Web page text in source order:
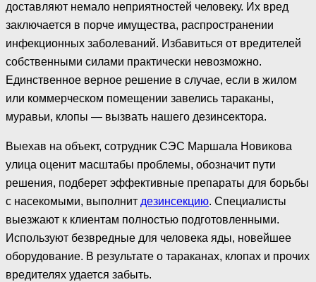
доставляют немало неприятностей человеку. Их вред
заключается в порче имущества, распространении
инфекционных заболеваний. Избавиться от вредителей
собственными силами практически невозможно.
Единственное верное решение в случае, если в жилом
или коммерческом помещении завелись тараканы,
муравьи, клопы — вызвать нашего дезинсектора.
Выехав на объект, сотрудник СЭС Маршала Новикова
улица оценит масштабы проблемы, обозначит пути
решения, подберет эффективные препараты для борьбы
с насекомыми, выполнит дезинсекцию. Специалисты
выезжают к клиентам полностью подготовленными.
Используют безвредные для человека яды, новейшее
оборудование. В результате о тараканах, клопах и прочих
вредителях удается забыть.